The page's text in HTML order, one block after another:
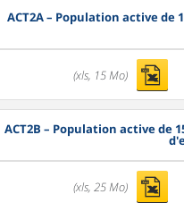
ACT2A– Population active de
(xls, 15 Mo)
ACT2B – Population active de
(xls, 25 Mo)